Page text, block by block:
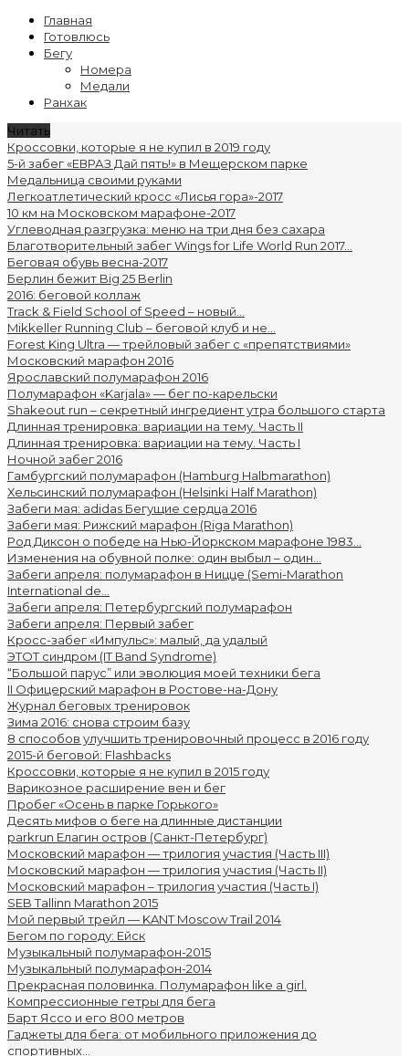
Главная
Готовлюсь
Бегу
Номера
Медали
Ранхак
Читать
Кроссовки, которые я не купил в 2019 году
5-й забег «ЕВРАЗ Дай пять!» в Мещерском парке
Медальница своими руками
Легкоатлетический кросс «Лисья гора»-2017
10 км на Московском марафоне-2017
Углеводная разгрузка: меню на три дня без сахара
Благотворительный забег Wings for Life World Run 2017...
Беговая обувь весна-2017
Берлин бежит Big 25 Berlin
2016: беговой коллаж
Track & Field School of Speed – новый...
Mikkeller Running Club – беговой клуб и не...
Forest King Ultra — трейловый забег с «препятствиями»
Московский марафон 2016
Ярославский полумарафон 2016
Полумарафон «Karjala» — бег по-карельски
Shakeout run – секретный ингредиент утра большого старта
Длинная тренировка: вариации на тему. Часть II
Длинная тренировка: вариации на тему. Часть I
Ночной забег 2016
Гамбургский полумарафон (Hamburg Halbmarathon)
Хельсинcкий полумарафон (Helsinki Half Marathon)
Забеги мая: adidas Бегущие сердца 2016
Забеги мая: Рижский марафон (Riga Marathon)
Род Диксон о победе на Нью-Йоркском марафоне 1983...
Изменения на обувной полке: один выбыл – один...
Забеги апреля: полумарафон в Ницце (Semi-Marathon
International de...
Забеги апреля: Петербургский полумарафон
Забеги апреля: Первый забег
Кросс-забег «Импульс»: малый, да удалый
ЭТОТ синдром (IT Band Syndrome)
“Большой парус” или эволюция моей техники бега
II Офицерский марафон в Ростове-на-Дону
Журнал беговых тренировок
Зима 2016: снова строим базу
8 способов улучшить тренировочный процесс в 2016 году
2015-й беговой: Flashbacks
Кроссовки, которые я не купил в 2015 году
Варикозное расширение вен и бег
Пробег «Осень в парке Горького»
Десять мифов о беге на длинные дистанции
parkrun Елагин остров (Санкт-Петербург)
Московский марафон — трилогия участия (Часть III)
Московский марафон — трилогия участия (Часть II)
Московский марафон – трилогия участия (Часть I)
SEB Tallinn Marathon 2015
Мой первый трейл — KANT Moscow Trail 2014
Бегом по городу: Ейск
Музыкальный полумарафон-2015
Музыкальный полумарафон-2014
Прекрасная половинка. Полумарафон like a girl.
Компрессионные гетры для бега
Барт Яссо и его 800 метров
Гаджеты для бега: от мобильного приложения до
спортивных...